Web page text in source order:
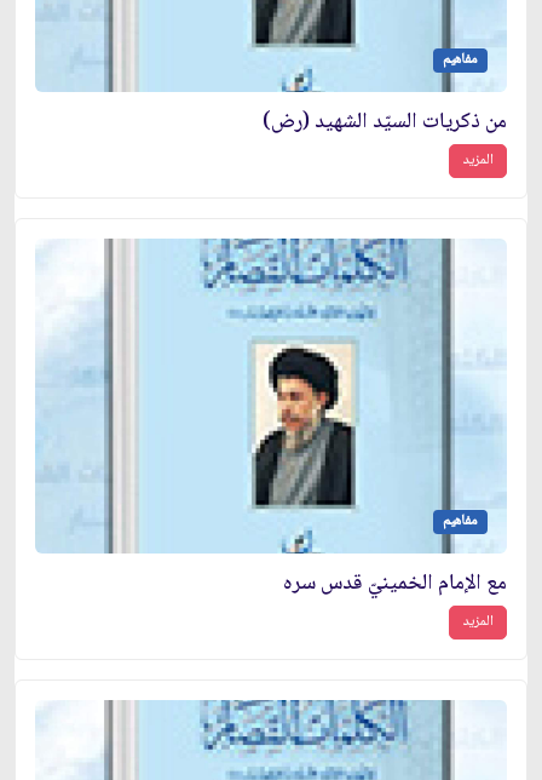
مفاهيم
من ذكريات السيّد الشهيد (رض)
المزيد
مفاهيم
مع الإمام الخمينيّ قدس سره
المزيد